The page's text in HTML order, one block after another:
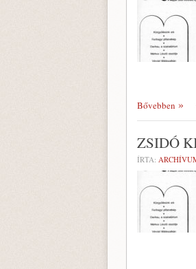
Bővebben
ZSIDÓ
ÍRTA: